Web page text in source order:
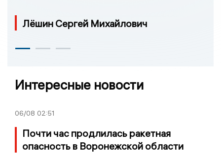
Лёшин Сергей Михайлович
Интересные новости
06/08 02:51
Почти час продлилась ракетная
опасность в Воронежской области